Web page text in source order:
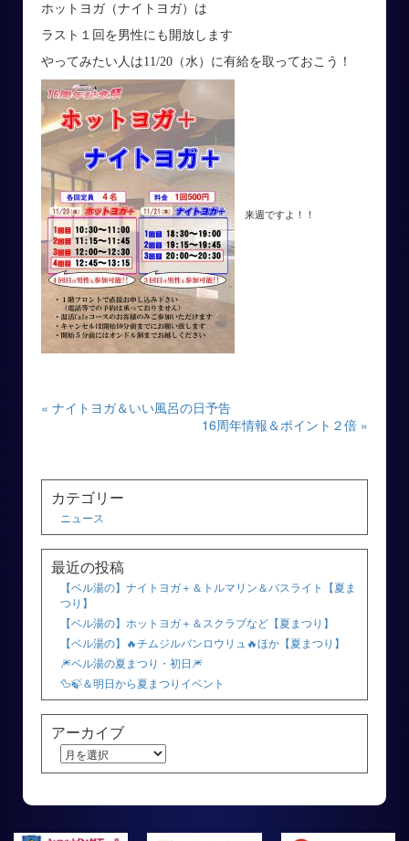
ホットヨガ（ナイトヨガ）は
ラスト１回を男性にも開放します
やってみたい人は11/20（水）に有給を取っておこう！
来週ですよ！！
« ナイトヨガ＆いい風呂の日予告
16周年情報＆ポイント２倍 »
カテゴリー
ニュース
最近の投稿
【ベル湯の】ナイトヨガ＋＆トルマリン＆バスライト【夏ま
つり】
【ベル湯の】ホットヨガ＋＆スクラブなど【夏まつり】
【ベル湯の】🔥チムジルバンロウリュ🔥ほか【夏まつり】
🎆ベル湯の夏まつり・初日🎆
🦆🍃＆明日から夏まつりイベント
アーカイブ